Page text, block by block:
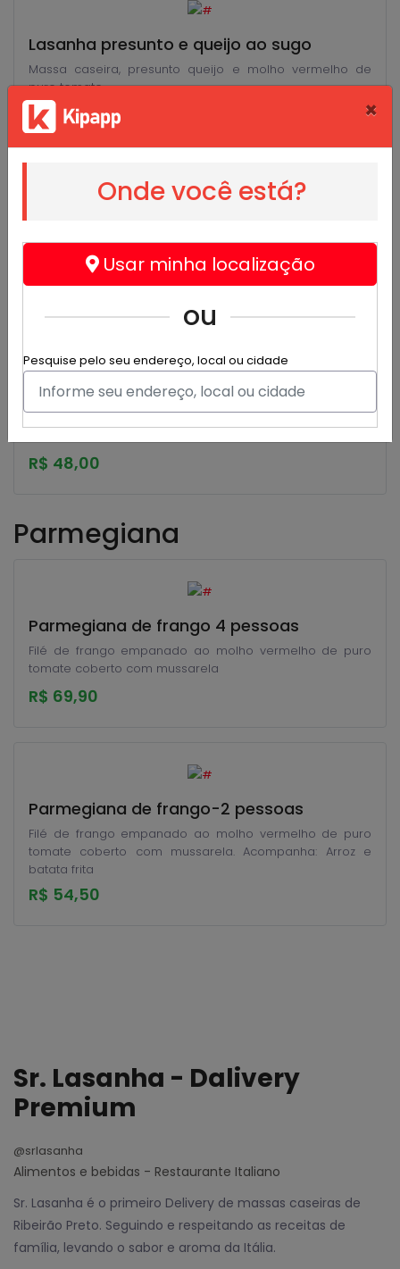
×
Onde você está?
Usar minha localização
ou
Pesquise pelo seu endereço, local ou cidade
Lasanha presunto e queijo ao sugo
Massa caseira, presunto queijo e molho vermelho de
puro tomate.
R$ 48,00
Massa caseira, queijo mussarela e molho bechamel
R$ 48,00
Lasanha queijo aos 2 molhos
Massa caseira, queijo mussarela molho bechamel e
R$ 48,00
Parmegiana
Parmegiana de frango 4 pessoas
Filé de frango empanado ao molho vermelho de puro
tomate coberto com mussarela
R$ 69,90
Parmegiana de frango-2 pessoas
Filé de frango empanado ao molho vermelho de puro
tomate coberto com mussarela. Acompanha: Arroz e
batata frita
R$ 54,50
Sr. Lasanha - Dalivery
Premium
@srlasanha
Alimentos e bebidas - Restaurante Italiano
Sr. Lasanha é o primeiro Delivery de massas caseiras de
Ribeirão Preto. Seguindo e respeitando as receitas de
família, levando o sabor e aroma da Itália.